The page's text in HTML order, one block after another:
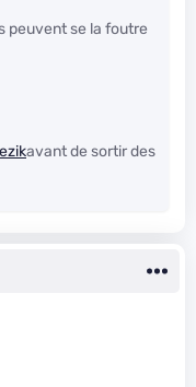
peuvent se la foutre
avant de sortir des